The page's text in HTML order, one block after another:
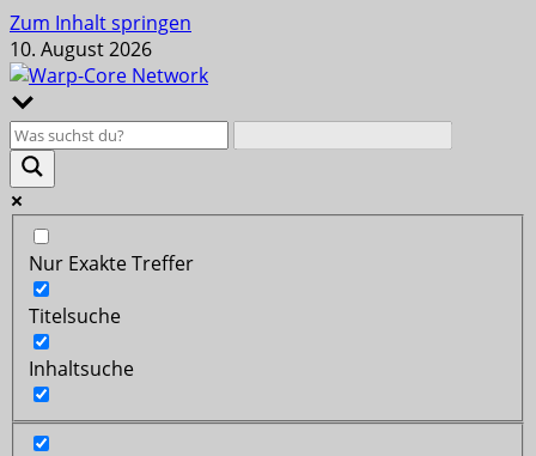
Zum Inhalt springen
10. August 2026
Nur Exakte Treffer
Titelsuche
Inhaltsuche